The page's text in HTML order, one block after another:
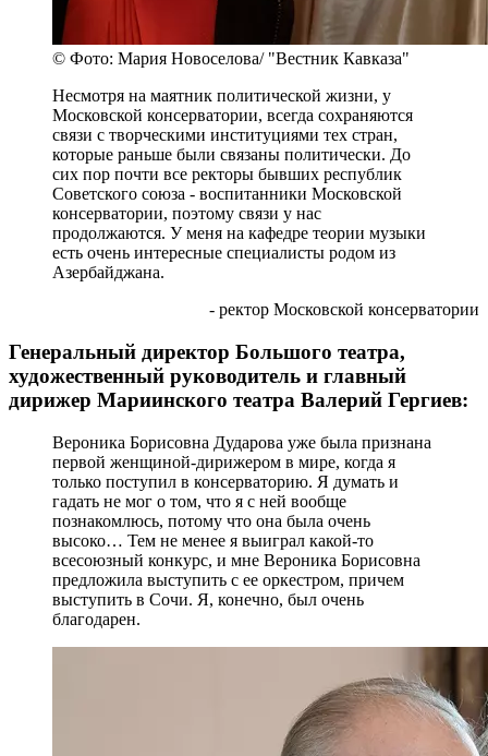
© Фото: Мария Новоселова/ "Вестник Кавказа"
Несмотря на маятник политической жизни, у
Московской консерватории, всегда сохраняются
связи с творческими институциями тех стран,
которые раньше были связаны политически. До
сих пор почти все ректоры бывших республик
Советского союза - воспитанники Московской
консерватории, поэтому связи у нас
продолжаются. У меня на кафедре теории музыки
есть очень интересные специалисты родом из
Азербайджана.
- ректор Московской консерватории
Генеральный директор Большого театра,
художественный руководитель и главный
дирижер Мариинского театра Валерий Гергиев:
Вероника Борисовна Дударова уже была признана
первой женщиной-дирижером в мире, когда я
только поступил в консерваторию. Я думать и
гадать не мог о том, что я с ней вообще
познакомлюсь, потому что она была очень
высоко… Тем не менее я выиграл какой-то
всесоюзный конкурс, и мне Вероника Борисовна
предложила выступить с ее оркестром, причем
выступить в Сочи. Я, конечно, был очень
благодарен.